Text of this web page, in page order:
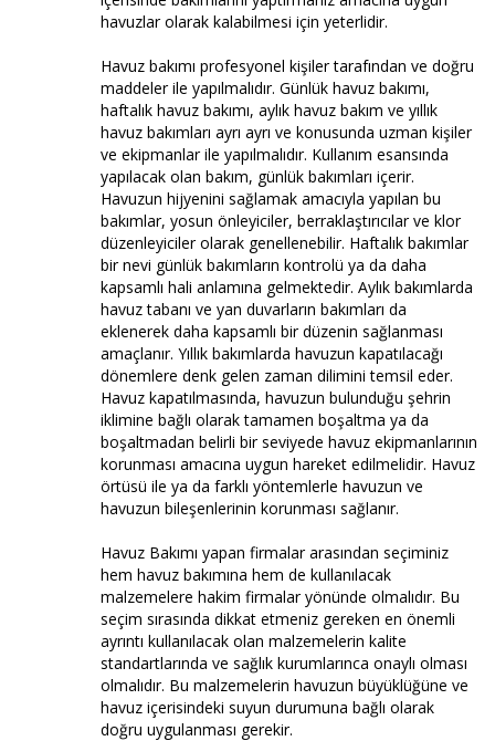
havuzlar olarak kalabilmesi için yeterlidir.
Havuz bakımı profesyonel kişiler tarafından ve doğru
maddeler ile yapılmalıdır. Günlük havuz bakımı,
haftalık havuz bakımı, aylık havuz bakım ve yıllık
havuz bakımları ayrı ayrı ve konusunda uzman kişiler
ve ekipmanlar ile yapılmalıdır. Kullanım esansında
yapılacak olan bakım, günlük bakımları içerir.
Havuzun hijyenini sağlamak amacıyla yapılan bu
bakımlar, yosun önleyiciler, berraklaştırıcılar ve klor
düzenleyiciler olarak genellenebilir. Haftalık bakımlar
bir nevi günlük bakımların kontrolü ya da daha
kapsamlı hali anlamına gelmektedir. Aylık bakımlarda
havuz tabanı ve yan duvarların bakımları da
eklenerek daha kapsamlı bir düzenin sağlanması
amaçlanır. Yıllık bakımlarda havuzun kapatılacağı
dönemlere denk gelen zaman dilimini temsil eder.
Havuz kapatılmasında, havuzun bulunduğu şehrin
iklimine bağlı olarak tamamen boşaltma ya da
boşaltmadan belirli bir seviyede havuz ekipmanlarının
korunması amacına uygun hareket edilmelidir. Havuz
örtüsü ile ya da farklı yöntemlerle havuzun ve
havuzun bileşenlerinin korunması sağlanır.
Havuz Bakımı yapan firmalar arasından seçiminiz
hem havuz bakımına hem de kullanılacak
malzemelere hakim firmalar yönünde olmalıdır. Bu
seçim sırasında dikkat etmeniz gereken en önemli
ayrıntı kullanılacak olan malzemelerin kalite
standartlarında ve sağlık kurumlarınca onaylı olması
olmalıdır. Bu malzemelerin havuzun büyüklüğüne ve
havuz içerisindeki suyun durumuna bağlı olarak
doğru uygulanması gerekir.